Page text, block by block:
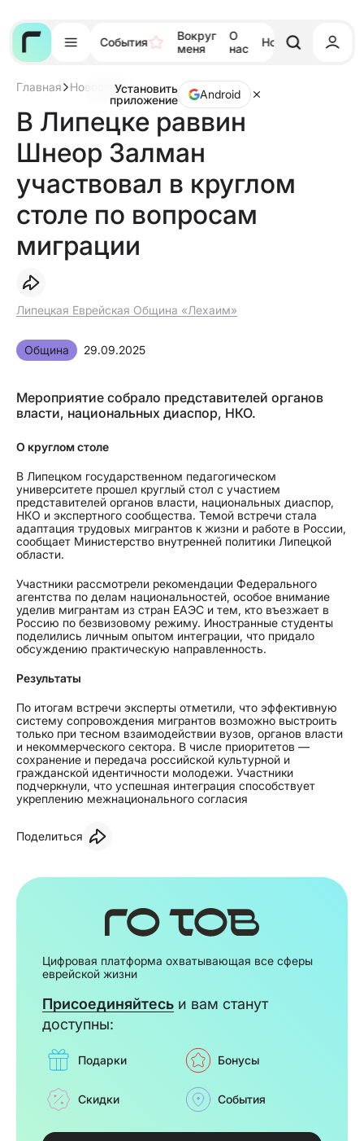
События
Вокруг
меня
О
нас
Новости Тора
Установить
приложение
Android
Главная Новости В
Липецке
раввин
Шнеор
Залман
участвовал
круглом
столе
по
вопросам
В Липецке раввин
Шнеор Залман
участвовал в круглом
столе по вопросам
миграции
Липецкая Еврейская Община «Лехаим»
Община 29.09.2025
Мероприятие собрало представителей органов
власти, национальных диаспор, НКО.
О круглом столе
В Липецком государственном педагогическом
университете прошел круглый стол с участием
представителей органов власти, национальных диаспор,
НКО и экспертного сообщества. Темой встречи стала
адаптация трудовых мигрантов к жизни и работе в России,
сообщает Министерство внутренней политики Липецкой
области.
Участники рассмотрели рекомендации Федерального
агентства по делам национальностей, особое внимание
уделив мигрантам из стран ЕАЭС и тем, кто въезжает в
Россию по безвизовому режиму. Иностранные студенты
поделились личным опытом интеграции, что придало
обсуждению практическую направленность.
Результаты
По итогам встречи эксперты отметили, что эффективную
систему сопровождения мигрантов возможно выстроить
только при тесном взаимодействии вузов, органов власти
и некоммерческого сектора. В числе приоритетов —
сохранение и передача российской культурной и
гражданской идентичности молодежи. Участники
подчеркнули, что успешная интеграция способствует
укреплению межнационального согласия
Поделиться
Цифровая платформа охватывающая все сферы
еврейской жизни
Присоединяйтесь и вам станут
доступны:
Подарки Бонусы
Скидки События